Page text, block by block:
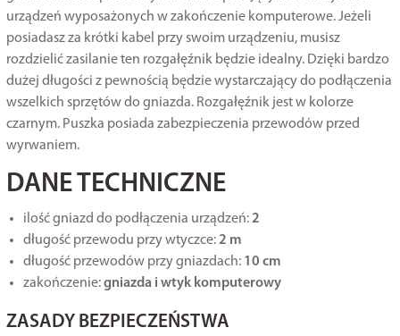
urządzeń wyposażonych w zakończenie komputerowe. Jeżeli
posiadasz za krótki kabel przy swoim urządzeniu, musisz
rozdzielić zasilanie ten rozgałęźnik będzie idealny. Dzięki bardzo
dużej długości z pewnością będzie wystarczający do podłączenia
wszelkich sprzętów do gniazda. Rozgałęźnik jest w kolorze
czarnym. Puszka posiada zabezpieczenia przewodów przed
wyrwaniem.
DANE TECHNICZNE
ilość gniazd do podłączenia urządzeń:2
długość przewodu przy wtyczce:2 m
długość przewodów przy gniazdach: 10 cm
zakończenie:gniazda i wtyk komputerowy
ZASADY BEZPIECZEŃSTWA